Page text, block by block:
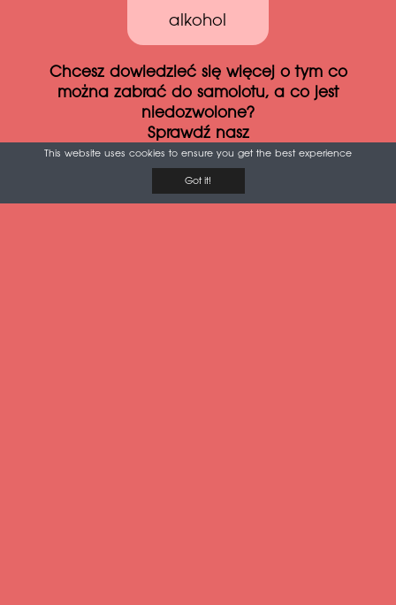
alkohol
Chcesz dowiedzieć się więcej o tym co
można zabrać do samolotu, a co jest
niedozwolone?
Sprawdź nasz
Niezbędnik podróży samolotem
This website uses cookies to ensure you get the best experience
Got it!